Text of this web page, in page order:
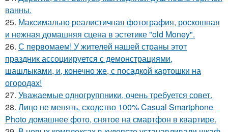
ванны.
25. Максимально реалистичная фотография, роскошная
и нежная домашняя сцена в эстетике "old Money".
26. С первомаем! У жителей нашей страны этот
праздник ассоциируется с демонстрациями,
шашлыками, и, конечно же, с посадкой картошки на
огородах!
27. Уважаемые одногруппники, очень требуется совет.
28. Лицо не менять, сходство 100% Casual Smartphone
Photo домашнее фото, снятое на смартфон в квартире.